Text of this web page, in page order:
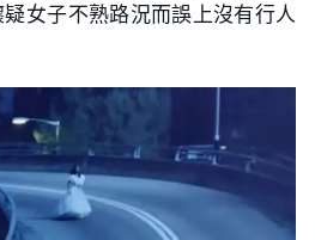
女子不熟路況而誤上沒有行人